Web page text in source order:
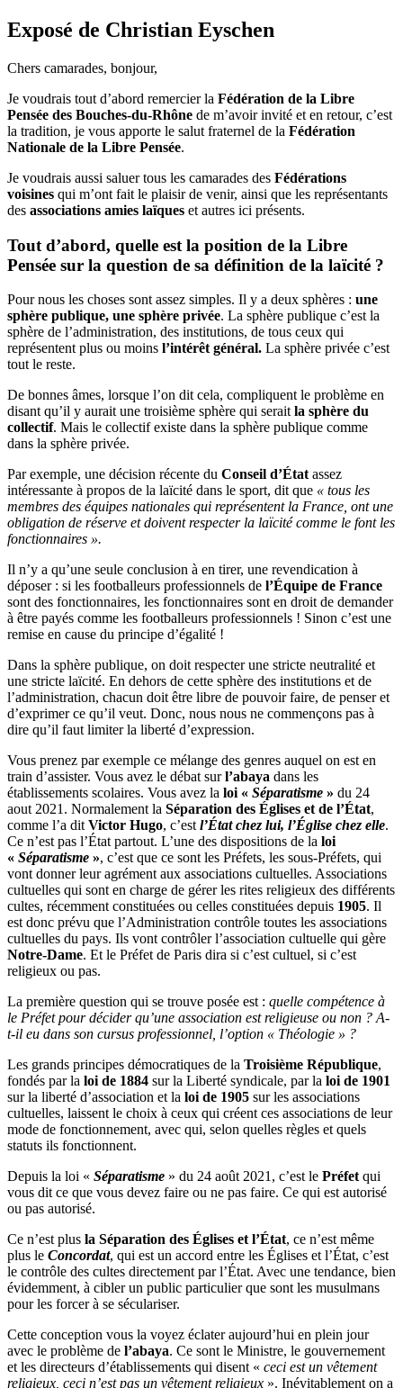
Exposé de Christian Eyschen
Chers camarades, bonjour,
Je voudrais tout d’abord remercier la Fédération de la Libre
Pensée des Bouches-du-Rhône de m’avoir invité et en retour, c’est
la tradition, je vous apporte le salut fraternel de la Fédération
Nationale de la Libre Pensée.
Je voudrais aussi saluer tous les camarades des Fédérations
voisines qui m’ont fait le plaisir de venir, ainsi que les représentants
des associations amies laïques et autres ici présents.
Tout d’abord, quelle est la position de la Libre
Pensée sur la question de sa définition de la laïcité ?
Pour nous les choses sont assez simples. Il y a deux sphères : une
sphère publique, une sphère privée. La sphère publique c’est la
sphère de l’administration, des institutions, de tous ceux qui
représentent plus ou moins l’intérêt général. La sphère privée c’est
tout le reste.
De bonnes âmes, lorsque l’on dit cela, compliquent le problème en
disant qu’il y aurait une troisième sphère qui seraitla sphère du
collectif. Mais le collectif existe dans la sphère publique comme
dans la sphère privée.
Par exemple, une décision récente du Conseil d’Étatassez
intéressante à propos de la laïcité dans le sport, dit que « tous les
membres des équipes nationales qui représentent la France, ont une
obligation de réserve et doivent respecter la laïcité comme le font les
fonctionnaires ».
Il n’y a qu’une seule conclusion à en tirer, une revendication à
déposer : si les footballeurs professionnels de l’Équipe de France
sont des fonctionnaires, les fonctionnaires sont en droit de demander
à être payés comme les footballeurs professionnels ! Sinon c’est une
remise en cause du principe d’égalité !
Dans la sphère publique, on doit respecter une stricte neutralité et
une stricte laïcité. En dehors de cette sphère des institutions et de
l’administration, chacun doit être libre de pouvoir faire, de penser et
d’exprimer ce qu’il veut. Donc, nous nous ne commençons pas à
dire qu’il faut limiter la liberté d’expression.
Vous prenez par exemple ce mélange des genres auquel on est en
train d’assister. Vous avez le débat surl’abaya dans les
établissements scolaires. Vous avez la loi « Séparatisme » du 24
aout 2021. Normalement la Séparation des Églises et de l’État,
comme l’a ditVictor Hugo, c’estl’État chez lui, l’Église chez elle.
Ce n’est pas l’État partout. L’une des dispositions de la loi
« Séparatisme », c’est que ce sont les Préfets, les sous-Préfets, qui
vont donner leur agrément aux associations cultuelles. Associations
cultuelles qui sont en charge de gérer les rites religieux des différents
cultes, récemment constituées ou celles constituées depuis 1905. Il
est donc prévu que l’Administration contrôle toutes les associations
cultuelles du pays. Ils vont contrôler l’association cultuelle qui gère
Notre-Dame. Et le Préfet de Paris dira si c’est cultuel, si c’est
religieux ou pas.
La première question qui se trouve posée est : quelle compétence à
le Préfet pour décider qu’une association est religieuse ou non ? A-
t-il eu dans son cursus professionnel, l’option « Théologie » ?
Les grands principes démocratiques de la Troisième République,
fondés par la loi de 1884 sur la Liberté syndicale, par la loi de 1901
sur la liberté d’association et la loi de 1905 sur les associations
cultuelles, laissent le choix à ceux qui créent ces associations de leur
mode de fonctionnement, avec qui, selon quelles règles et quels
statuts ils fonctionnent.
Depuis la loi « Séparatisme » du 24 août 2021, c’est le Préfetqui
vous dit ce que vous devez faire ou ne pas faire. Ce qui est autorisé
ou pas autorisé.
Ce n’est plus la Séparation des Églises et l’État, ce n’est même
plus le Concordat, qui est un accord entre les Églises et l’État, c’est
le contrôle des cultes directement par l’État. Avec une tendance, bien
évidemment, à cibler un public particulier que sont les musulmans
pour les forcer à se séculariser.
Cette conception vous la voyez éclater aujourd’hui en plein jour
avec le problème de l’abaya. Ce sont le Ministre, le gouvernement
et les directeurs d’établissements qui disent « ceci est un vêtement
religieux, ceci n’est pas un vêtement religieux ». Inévitablement on a